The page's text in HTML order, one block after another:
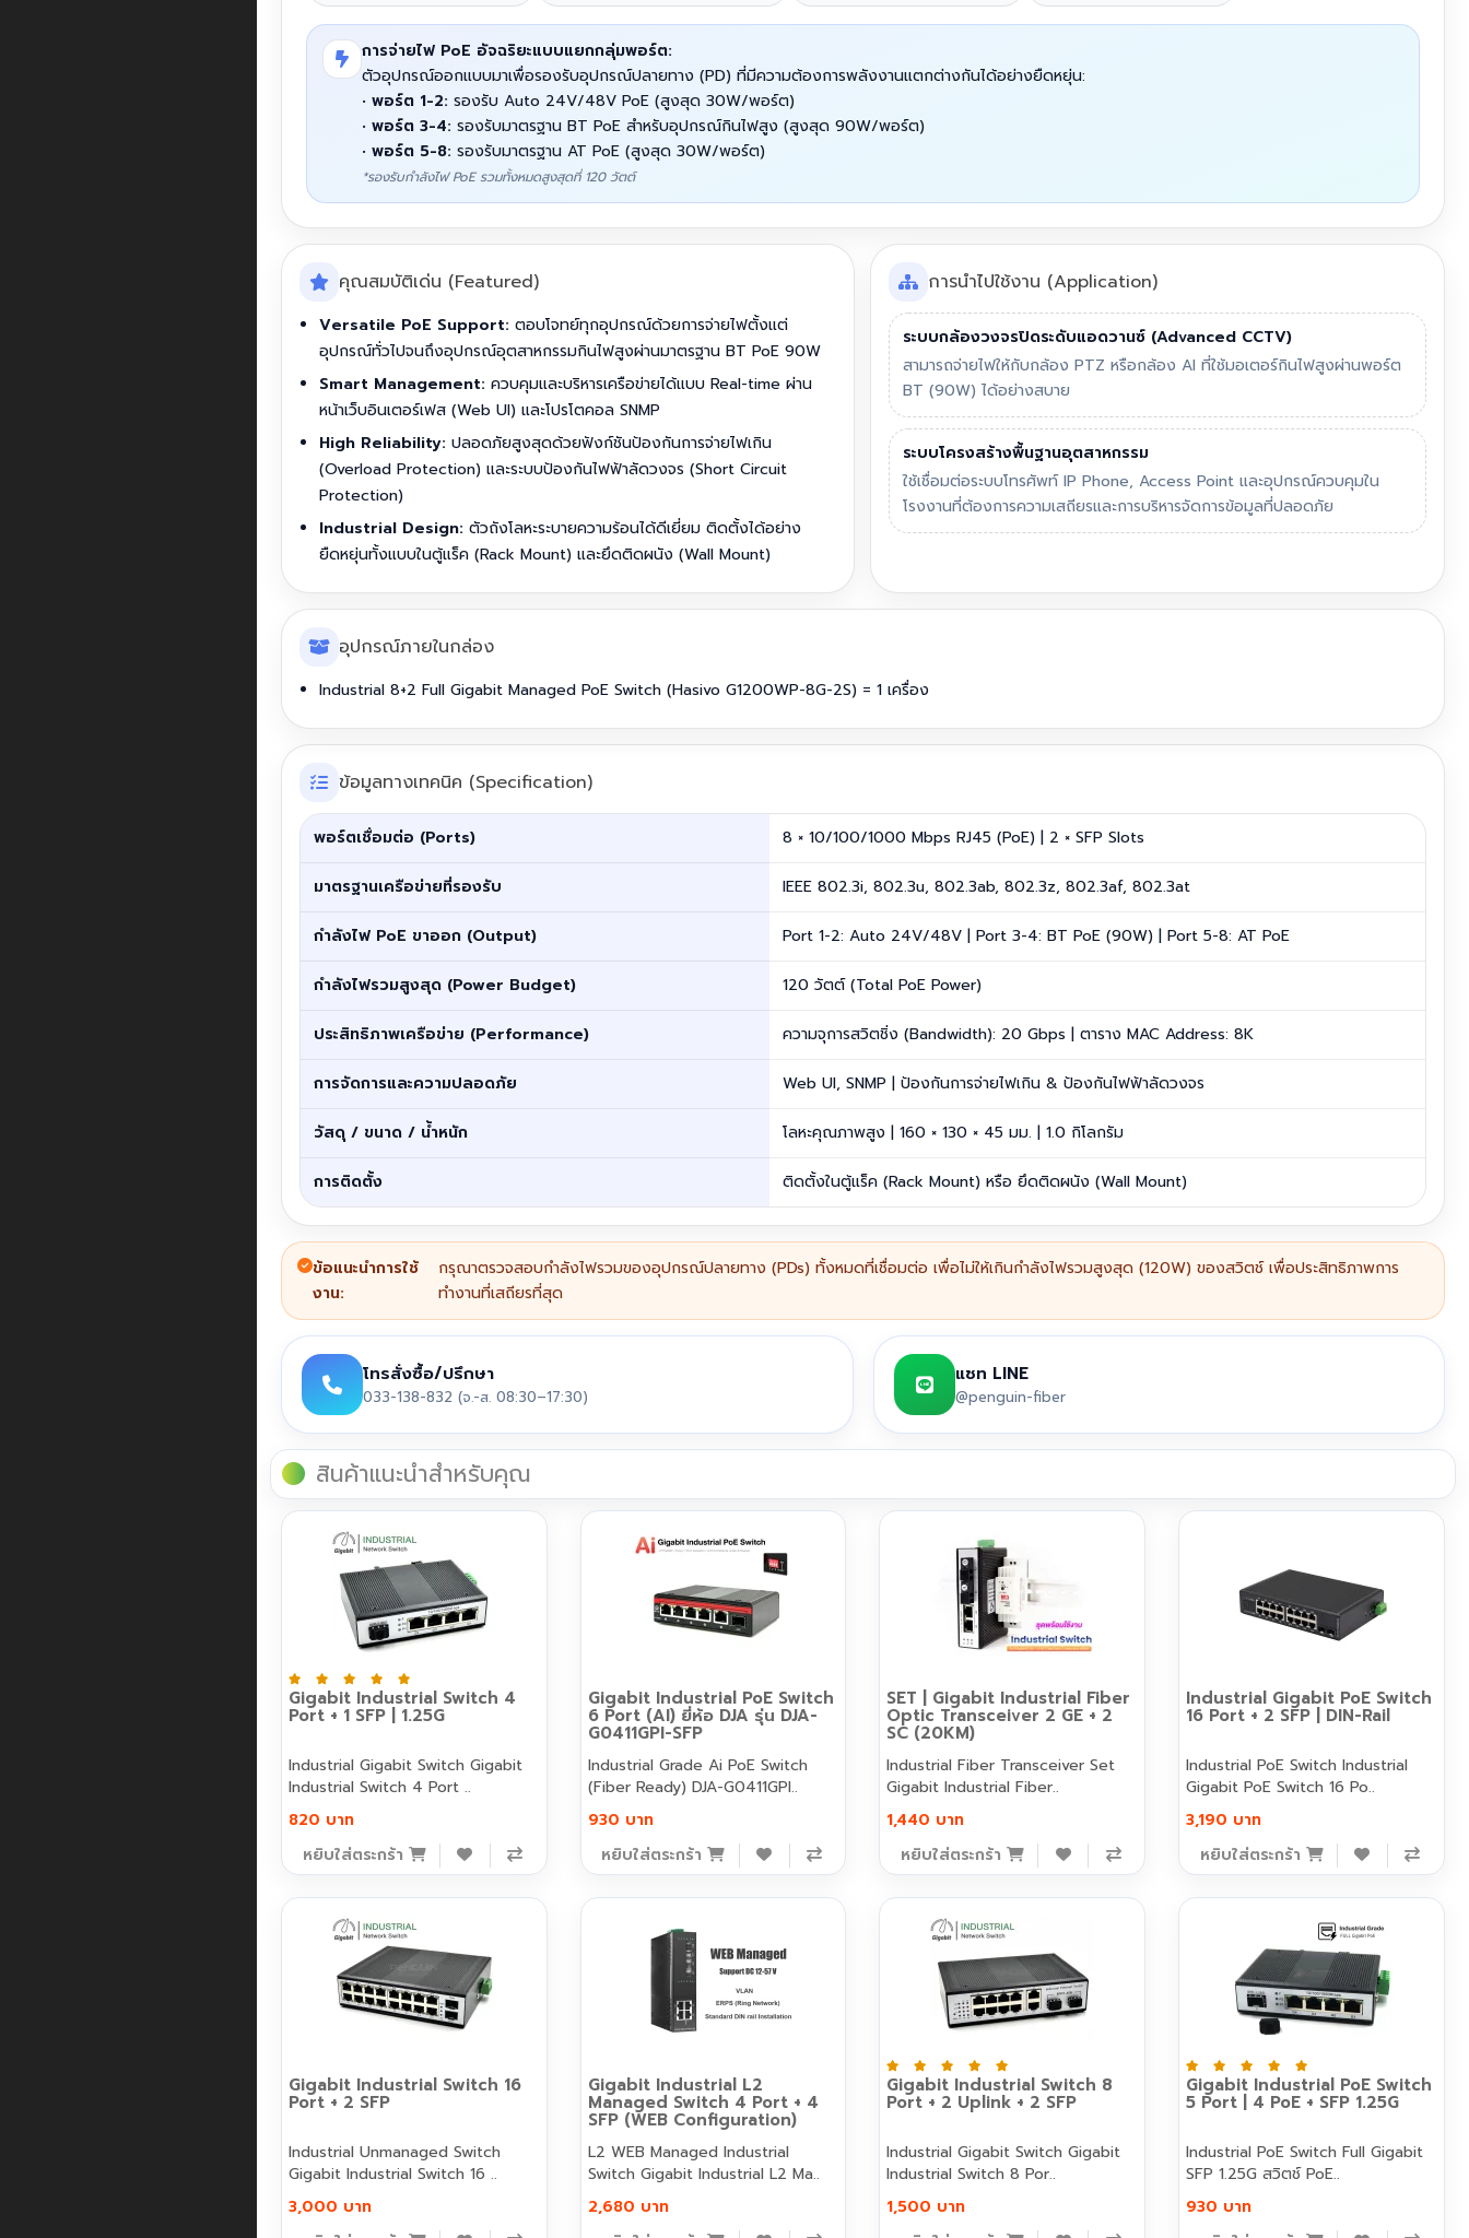
การจ่ายไฟ PoE อัจฉริยะแบบแยกกลุ่มพอร์ต:
ตัวอุปกรณ์ออกแบบมาเพื่อรองรับอุปกรณ์ปลายทาง (PD) ที่มีความต้องการพลังงานแตกต่างกันได้อย่างยืดหยุ่น:
•พอร์ต 1-2: รองรับ Auto 24V/48V PoE (สูงสุด 30W/พอร์ต)
•พอร์ต 3-4: รองรับมาตรฐาน BT PoE สำหรับอุปกรณ์กินไฟสูง (สูงสุด 90W/พอร์ต)
•พอร์ต 5-8: รองรับมาตรฐาน AT PoE (สูงสุด 30W/พอร์ต)
*รองรับกำลังไฟ PoE รวมทั้งหมดสูงสุดที่ 120 วัตต์
คุณสมบัติเด่น (Featured)
Versatile PoE Support: ตอบโจทย์ทุกอุปกรณ์ด้วยการจ่ายไฟตั้งแต่
อุปกรณ์ทั่วไปจนถึงอุปกรณ์อุตสาหกรรมกินไฟสูงผ่านมาตรฐาน BT PoE 90W
Smart Management: ควบคุมและบริหารเครือข่ายได้แบบ Real-time ผ่าน
หน้าเว็บอินเตอร์เฟส (Web UI) และโปรโตคอล SNMP
High Reliability: ปลอดภัยสูงสุดด้วยฟังก์ชันป้องกันการจ่ายไฟเกิน
(Overload Protection) และระบบป้องกันไฟฟ้าลัดวงจร (Short Circuit
Protection)
Industrial Design: ตัวถังโลหะระบายความร้อนได้ดีเยี่ยม ติดตั้งได้อย่าง
ยืดหยุ่นทั้งแบบในตู้แร็ค (Rack Mount) และยึดติดผนัง (Wall Mount)
การนำไปใช้งาน (Application)
ระบบกล้องวงจรปิดระดับแอดวานซ์ (Advanced CCTV)
สามารถจ่ายไฟให้กับกล้อง PTZ หรือกล้อง AI ที่ใช้มอเตอร์กินไฟสูงผ่านพอร์ต
BT (90W) ได้อย่างสบาย
ระบบโครงสร้างพื้นฐานอุตสาหกรรม
ใช้เชื่อมต่อระบบโทรศัพท์ IP Phone, Access Point และอุปกรณ์ควบคุมใน
โรงงานที่ต้องการความเสถียรและการบริหารจัดการข้อมูลที่ปลอดภัย
อุปกรณ์ภายในกล่อง
Industrial 8+2 Full Gigabit Managed PoE Switch (Hasivo G1200WP-8G-2S) = 1 เครื่อง
ข้อมูลทางเทคนิค (Specification)
พอร์ตเชื่อมต่อ (Ports) 8 × 10/100/1000 Mbps RJ45 (PoE) | 2 × SFP Slots
มาตรฐานเครือข่ายที่รองรับ IEEE 802.3i, 802.3u, 802.3ab, 802.3z, 802.3af, 802.3at
กำลังไฟ PoE ขาออก (Output) Port 1-2: Auto 24V/48V | Port 3-4: BT PoE (90W) | Port 5-8: AT PoE
กำลังไฟรวมสูงสุด (Power Budget) 120 วัตต์ (Total PoE Power)
ประสิทธิภาพเครือข่าย (Performance) ความจุการสวิตชิ่ง (Bandwidth): 20 Gbps | ตาราง MAC Address: 8K
การจัดการและความปลอดภัย Web UI, SNMP | ป้องกันการจ่ายไฟเกิน & ป้องกันไฟฟ้าลัดวงจร
วัสดุ / ขนาด / น้ำหนัก โลหะคุณภาพสูง | 160 × 130 × 45 มม. | 1.0 กิโลกรัม
การติดตั้ง ติดตั้งในตู้แร็ค (Rack Mount) หรือ ยึดติดผนัง (Wall Mount)
ข้อแนะนำการใช้
งาน:
กรุณาตรวจสอบกำลังไฟรวมของอุปกรณ์ปลายทาง (PDs) ทั้งหมดที่เชื่อมต่อ เพื่อไม่ให้เกินกำลังไฟรวมสูงสุด (120W) ของสวิตช์ เพื่อประสิทธิภาพการ
ทำงานที่เสถียรที่สุด
โทรสั่งซื้อ/ปรึกษา
033-138-832 (จ.-ส. 08:30–17:30)
แชท LINE
@penguin-fiber
สินค้าแนะนำสำหรับคุณ
Gigabit Industrial Switch 4
Port + 1 SFP | 1.25G
Industrial Gigabit Switch Gigabit
Industrial Switch 4 Port ..
820 บาท
หยิบใส่ตระกร้า
Gigabit Industrial PoE Switch
6 Port (AI) ยี่ห้อ DJA รุ่น DJA-
G0411GPI-SFP
Industrial Grade Ai PoE Switch
(Fiber Ready) DJA-G0411GPI..
930 บาท
หยิบใส่ตระกร้า
SET | Gigabit Industrial Fiber
Optic Transceiver 2 GE + 2
SC (20KM)
Industrial Fiber Transceiver Set
Gigabit Industrial Fiber..
1,440 บาท
หยิบใส่ตระกร้า
Industrial Gigabit PoE Switch
16 Port + 2 SFP | DIN-Rail
Industrial PoE Switch Industrial
Gigabit PoE Switch 16 Po..
3,190 บาท
หยิบใส่ตระกร้า
Gigabit Industrial Switch 16
Port + 2 SFP
Industrial Unmanaged Switch
Gigabit Industrial Switch 16 ..
3,000 บาท
Gigabit Industrial L2
Managed Switch 4 Port + 4
SFP (WEB Configuration)
L2 WEB Managed Industrial
Switch Gigabit Industrial L2 Ma..
2,680 บาท
Gigabit Industrial Switch 8
Port + 2 Uplink + 2 SFP
Industrial Gigabit Switch Gigabit
Industrial Switch 8 Por..
1,500 บาท
Gigabit Industrial PoE Switch
5 Port | 4 PoE + SFP 1.25G
Industrial PoE Switch Full Gigabit
SFP 1.25G สวิตช์ PoE..
930 บาท